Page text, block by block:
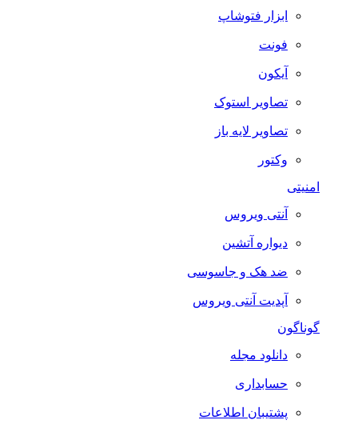
ابزار فتوشاپ
فونت
آیکون
تصاویر استوک
تصاویر لایه باز
وکتور
امنیتی
آنتی ویروس
دیواره آتشین
ضد هک و جاسوسی
آپدیت آنتی ویروس
گوناگون
دانلود مجله
حسابداری
پشتیبان اطلاعات